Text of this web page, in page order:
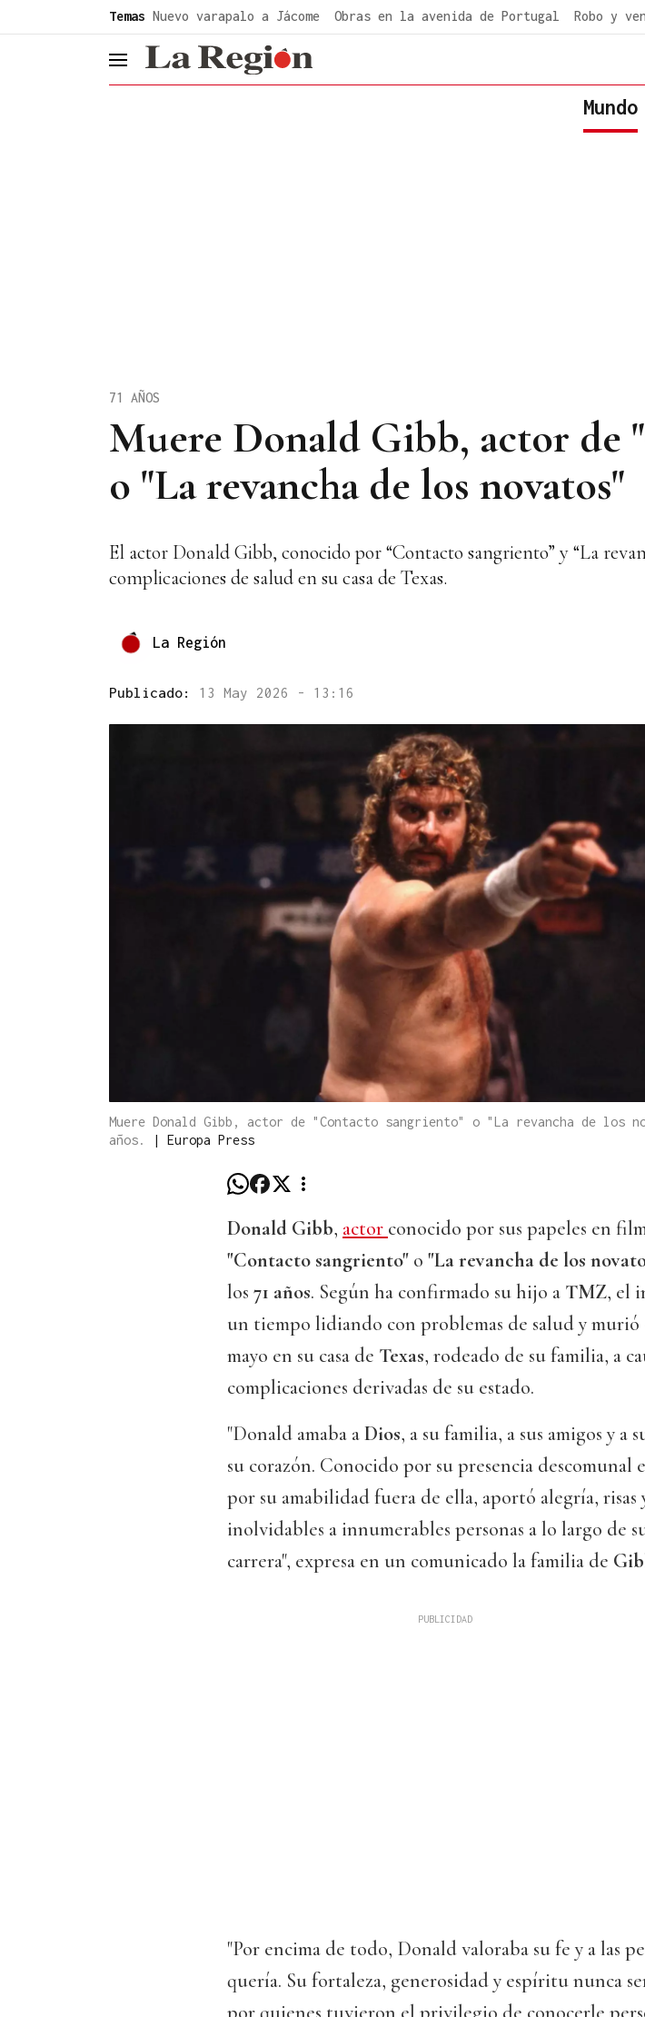
Temas Nuevo varapalo a Jácome Obras en la avenida de Portugal Robo y
header.menu.open
Mundo
Muere Donald Gibb, actor de
o "La revancha de los novatos"
71 AÑOS
El actor Donald Gibb, conocido por “Contacto sangriento” y “La
complicaciones de salud en su casa de Texas.
La Región
Publicado: 13 May 2026 - 13:16
Muere Donald Gibb, actor de "Contacto sangriento" o "La revancha de los
años.
| Europa Press
Donald Gibb, actor conocido por sus papeles en
"Contacto sangriento" o "La revancha de los
los 71 años. Según ha confirmado su hijo a TMZ, el
un tiempo lidiando con problemas de salud y murió
mayo en su casa de Texas, rodeado de su familia, a
complicaciones derivadas de su estado.
"Donald amaba aDios, a su familia, a sus amigos y a
su corazón. Conocido por su presencia descomunal
por su amabilidad fuera de ella, aportó alegría, risas
inolvidables a innumerables personas a lo largo de
carrera", expresa en un comunicado la familia de
"Por encima de todo, Donald valoraba su fe y a las
quería. Su fortaleza, generosidad y espíritu nunca